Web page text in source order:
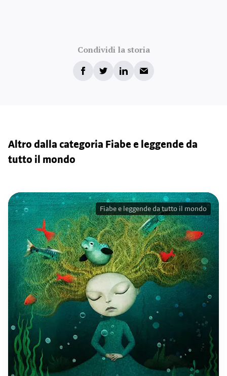
Condividi la storia
Altro dalla categoria Fiabe e leggende da
tutto il mondo
Fiabe e leggende da tutto il mondo